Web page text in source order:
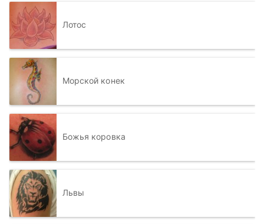
Лотос
Морской конек
Божья коровка
Львы